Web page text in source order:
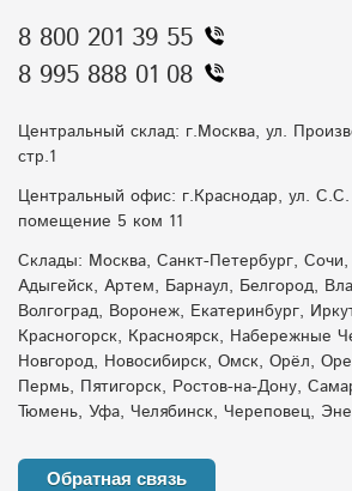
8 800 201 39 55
8 995 888 01 08
Центральный склад: г.Москва, ул.
стр.1
Центральный офис: г.Краснодар, ул.
помещение 5 ком 11
Склады: Москва, Санкт-Петербург, Сочи,
Адыгейск, Артем, Барнаул, Белгород,
Волгоград, Воронеж, Екатеринбург,
Красногорск, Красноярск, Набережные
Новгород, Новосибирск, Омск, Орёл,
Пермь, Пятигорск, Ростов-на-Дону,
Тюмень, Уфа, Челябинск, Череповец,
Обратная связь